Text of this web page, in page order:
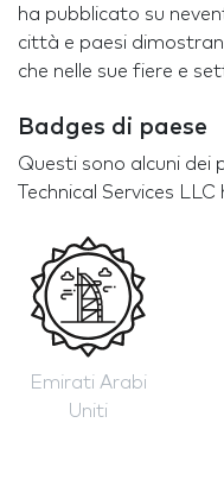
ha pubblicato su
città e paesi
che nelle sue fiere e
Badges di paese
Questi sono alcuni dei
Technical Services
Emirati Arabi
Uniti